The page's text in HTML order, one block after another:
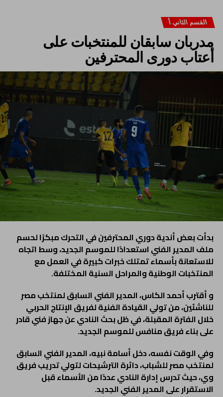
القسم الثاني أ
مدربان سابقان للمنتخبات على
أعتاب دورى المحترفين
بدأت بعض أندية دوري المحترفين في التحرك مبكرًا لحسم
ملف المدير الفني استعدادًا للموسم الجديد، وسط اتجاه
للاستعانة بأسماء تمتلك خبرات كبيرة في العمل مع
المنتخبات الوطنية والمراحل السنية المختلفة.
و أقترب أحمد الكاس، المدير الفني السابق لمنتخب مصر
للناشئين، من تولي القيادة الفنية لفريق الإنتاج الحربي
خلال الفترة المقبلة، في ظل بحث النادي عن جهاز فني قادر
على بناء فريق منافس للموسم الجديد.
وفي الوقت نفسه، دخل أسامة نبيه، المدير الفني السابق
لمنتخب مصر للشباب، دائرة الترشيحات لتولي تدريب فريق
وي، حيث تدرس إدارة النادي عددًا من الأسماء قبل
الاستقرار على المدير الفني الجديد.